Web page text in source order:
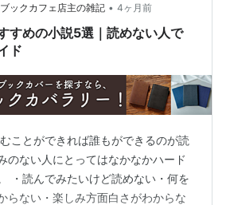
ックカフェ店主の雑記 • 4ヶ月前
すめの小説5選｜読めない人で
ド
ことができれば誰もができるのが読
のない人にとってはなかなかハード
・読んでみたいけど読めない・何を
らない・楽しみ方面白さがわからな